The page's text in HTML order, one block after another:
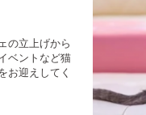
の立上げから
ベントなど猫
お迎えしてく